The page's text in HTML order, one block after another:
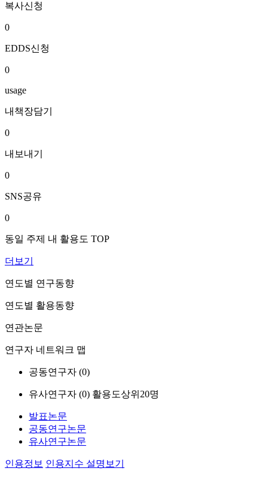
복사신청
0
EDDS신청
0
usage
내책장담기
0
내보내기
0
SNS공유
0
동일 주제 내 활용도 TOP
더보기
연도별 연구동향
연도별 활용동향
연관논문
연구자 네트워크 맵
공동연구자 (0)
유사연구자 (0) 활용도상위20명
발표논문
공동연구논문
유사연구논문
인용정보 인용지수 설명보기